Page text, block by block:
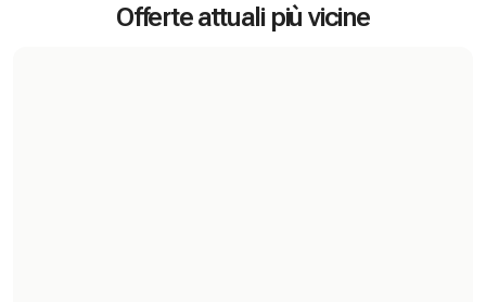
Offerte attuali più vicine